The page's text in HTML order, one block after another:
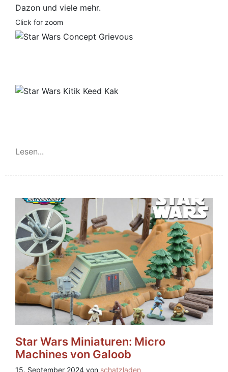
Dazon und viele mehr.
Lesen...
Star Wars Miniaturen: Micro
Machines von Galoob
15. September 2024 von schatzladen